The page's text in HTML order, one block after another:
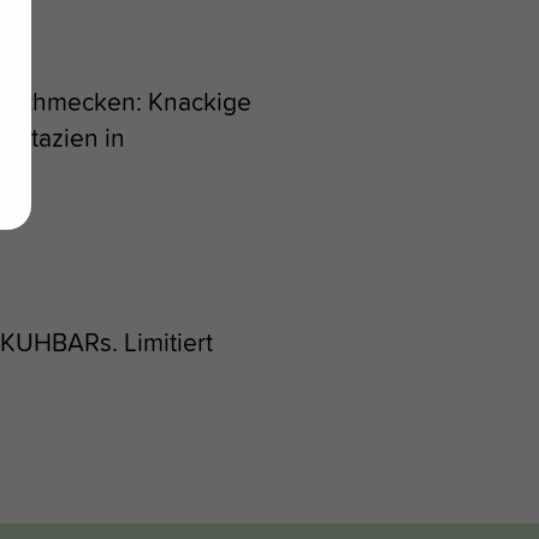
Knackige
in
Limitiert